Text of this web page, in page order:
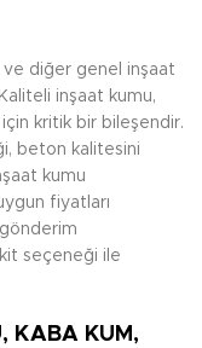
diğer genel inşaat
inşaat kumu,
için kritik bir bileşendir.
beton kalitesini
kumu
fiyatları
seçeneği ile
KABA KUM,